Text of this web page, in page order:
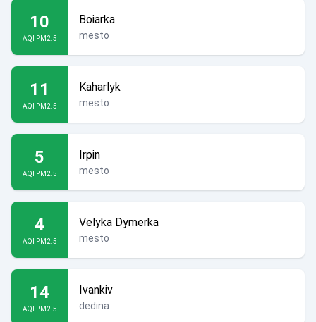
10
AQI PM2.5
Boiarka
mesto
11
AQI PM2.5
Kaharlyk
mesto
5
AQI PM2.5
Irpin
mesto
4
AQI PM2.5
Velyka Dymerka
mesto
14
AQI PM2.5
Ivankiv
dedina